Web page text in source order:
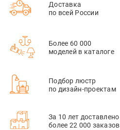
Доставка
по всей России
Более 60 000
моделей в каталоге
Подбор люстр
по дизайн-проектам
За 10 лет доставлено
более 22 000 заказов